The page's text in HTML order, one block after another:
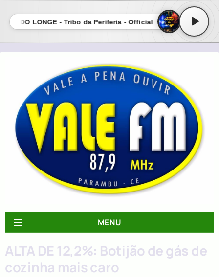
DO LONGE - Tribo da Periferia - Official • EFEITOS DO
MENU
ALTA DE 12,2%: Botijão de gás de
cozinha mais caro